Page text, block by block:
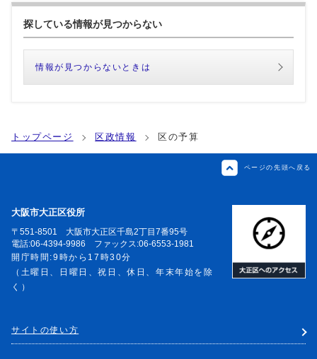
探している情報が見つからない
情報が見つからないときは
トップページ 区政情報 区の予算
ページの先頭へ戻る
大阪市大正区役所
〒551-8501 大阪市大正区千島2丁目7番95号
電話:06-4394-9986 ファックス:06-6553-1981
開庁時間:9時から17時30分
（土曜日、日曜日、祝日、休日、年末年始を除
く）
サイトの使い方